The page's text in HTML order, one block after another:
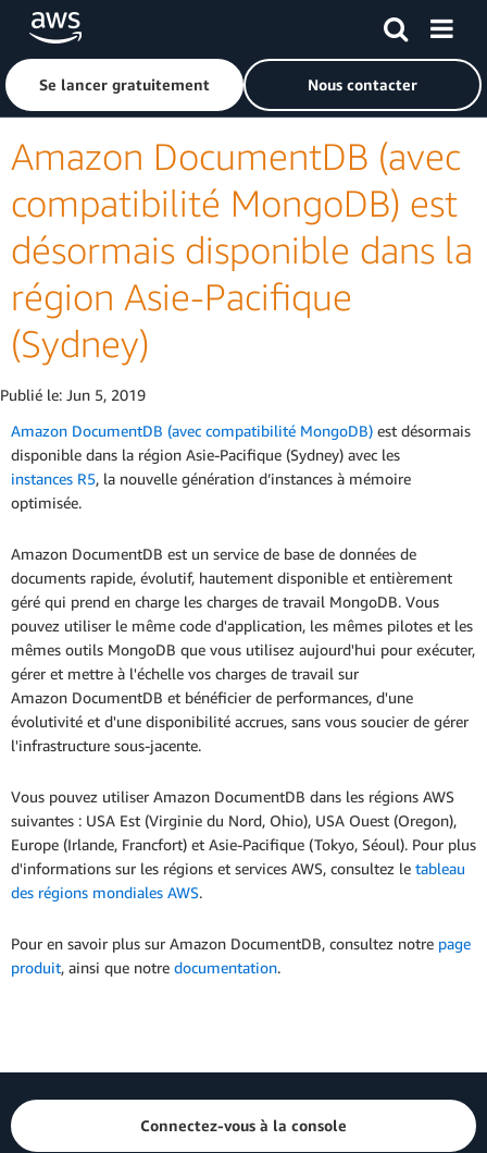
Passer au contenu principal
Cliquer ici pour revenir à la page d'accueil d'Amazon Web
Se lancer gratuitement Nous contacter
Amazon DocumentDB (avec
compatibilité MongoDB) est
désormais disponible dans la
région Asie-Pacifique
(Sydney)
Publié le: Jun 5, 2019
Amazon DocumentDB (avec compatibilité MongoDB) est désormais
disponible dans la région Asie-Pacifique (Sydney) avec les
instances R5, la nouvelle génération d’instances à mémoire
optimisée.
Amazon DocumentDB est un service de base de données de
documents rapide, évolutif, hautement disponible et entièrement
géré qui prend en charge les charges de travail MongoDB. Vous
pouvez utiliser le même code d'application, les mêmes pilotes et les
mêmes outils MongoDB que vous utilisez aujourd'hui pour exécuter,
gérer et mettre à l'échelle vos charges de travail sur
Amazon DocumentDB et bénéficier de performances, d'une
évolutivité et d'une disponibilité accrues, sans vous soucier de gérer
l'infrastructure sous-jacente.
Vous pouvez utiliser Amazon DocumentDB dans les régions AWS
suivantes : USA Est (Virginie du Nord, Ohio), USA Ouest (Oregon),
Europe (Irlande, Francfort) et Asie-Pacifique (Tokyo, Séoul). Pour plus
d'informations sur les régions et services AWS, consultez le tableau
des régions mondiales AWS.
Pour en savoir plus sur Amazon DocumentDB, consultez notre page
produit, ainsi que notre documentation.
Connectez-vous à la console